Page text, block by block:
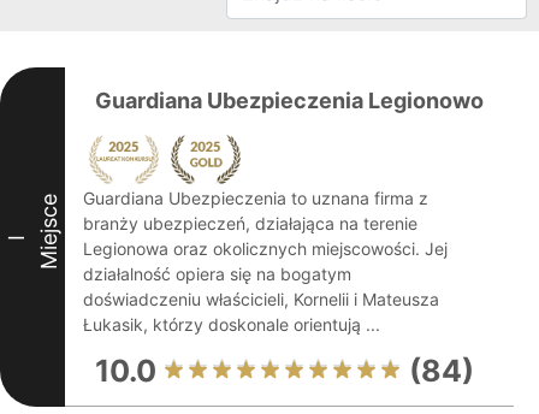
I Miejsce
Guardiana Ubezpieczenia Legionowo
Guardiana Ubezpieczenia to uznana firma z
branży ubezpieczeń, działająca na terenie
Legionowa oraz okolicznych miejscowości. Jej
działalność opiera się na bogatym
doświadczeniu właścicieli, Kornelii i Mateusza
Łukasik, którzy doskonale orientują ...
10.0 (84)